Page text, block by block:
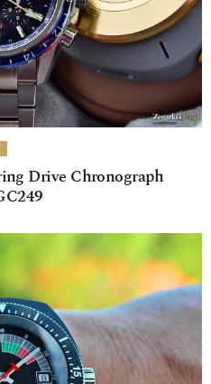
Drive Chronograph